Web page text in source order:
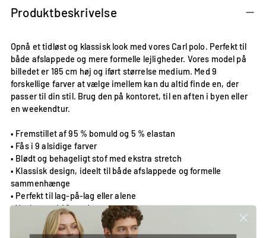
til
din
Produktbeskrivelse
Opnå et tidløst og klassisk look med vores Carl polo. Perfekt til
både afslappede og mere formelle lejligheder. Vores model på
billedet er 185 cm høj og iført størrelse medium. Med 9
forskellige farver at vælge imellem kan du altid finde en, der
passer til din stil. Brug den på kontoret, til en aften i byen eller
en weekendtur.
• Fremstillet af 95 % bomuld og 5 % elastan
• Fås i 9 alsidige farver
• Blødt og behageligt stof med ekstra stretch
• Klassisk design, ideelt til både afslappede og formelle
sammenhænge
• Perfekt til lag-på-lag eller alene
• Vaskes ved 40 grader
Modellen er iført en størrelse Medium.